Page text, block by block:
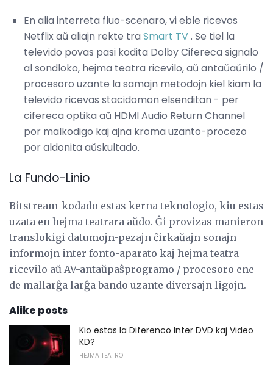
En alia interreta fluo-scenaro, vi eble ricevos
Netflix aŭ aliajn rekte tra Smart TV. Se tiel la
televido povas pasi kodita Dolby Cifereca signalo
al sondloko, hejma teatra ricevilo, aŭ antaŭaŭrilo /
procesoro uzante la samajn metodojn kiel kiam la
televido ricevas stacidomon elsenditan - per
cifereca optika aŭ HDMI Audio Return Channel
por malkodigo kaj ajna kroma uzanto-procezo
por aldonita aŭskultado.
La Fundo-Linio
Bitstream-kodado estas kerna teknologio, kiu estas
uzata en hejma teatrara aŭdo. Ĝi provizas manieron
translokigi datumojn-pezajn ĉirkaŭajn sonajn
informojn inter fonto-aparato kaj hejma teatra
ricevilo aŭ AV-antaŭpaŝprogramo / procesoro ene
de mallarĝa larĝa bando uzante diversajn ligojn.
Alike posts
Kio estas la Diferenco Inter DVD kaj Video
KD?
HEJMA TEATRO